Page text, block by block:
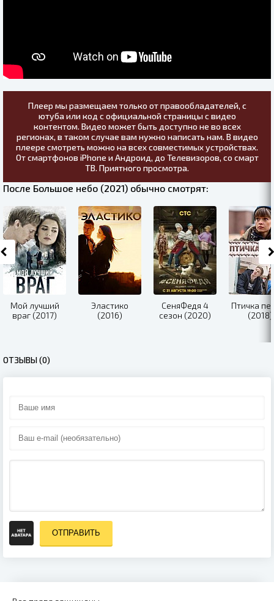
Плеер мы размещаем только от правообладателей, с
ютуба или код с официальной страницы с видео
контентом. Видео может быть доступно не во всех
регионах, в таком случае вам нужно написать нам. В видео
плеере смотреть можно на всех совместимых устройствах.
От смартфонов iPhone и Андроид, до Телевизоров, со смарт
ТВ. Приятного просмотра.
После Большое небо (2021) обычно смотрят:
Мой лучший
враг (2017)
Эластико
(2016)
СеняФедя 4
сезон (2020)
Птичка
(2018)
ОТЗЫВЫ (0)
ОТПРАВИТЬ